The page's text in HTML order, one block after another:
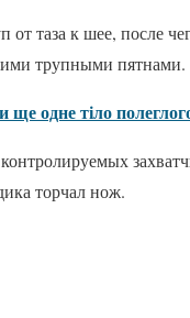
от таза к шее, после
трупными пятнами.
ще одне тіло
торчал нож.